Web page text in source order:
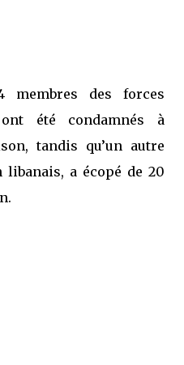
membres des forces
été condamnés à
tandis qu’un autre
a écopé de 20